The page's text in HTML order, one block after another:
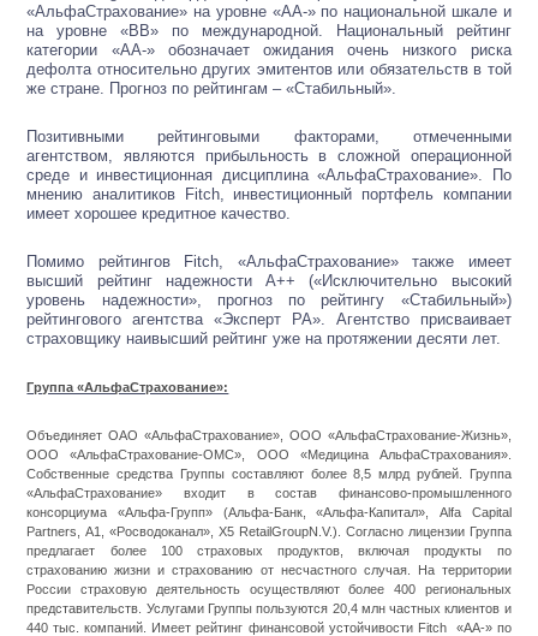
«АльфаСтрахование» на уровне «АА-» по национальной шкале и
на уровне «BB» по международной. Национальный рейтинг
категории «AA-» обозначает ожидания очень низкого риска
дефолта относительно других эмитентов или обязательств в той
же стране. Прогноз по рейтингам – «Стабильный».
Позитивными рейтинговыми факторами, отмеченными
агентством, являются прибыльность в сложной операционной
среде и инвестиционная дисциплина «АльфаСтрахование». По
мнению аналитиков Fitch, инвестиционный портфель компании
имеет хорошее кредитное качество.
Помимо рейтингов Fitch, «АльфаСтрахование» также имеет
высший рейтинг надежности А++ («Исключительно высокий
уровень надежности», прогноз по рейтингу «Стабильный»)
рейтингового агентства «Эксперт РА». Агентство присваивает
страховщику наивысший рейтинг уже на протяжении десяти лет.
Группа «АльфаСтрахование»:
Объединяет ОАО «АльфаСтрахование», ООО «АльфаСтрахование-Жизнь»,
ООО «АльфаСтрахование-ОМС», ООО «Медицина АльфаСтрахования».
Собственные средства Группы составляют более 8,5 млрд рублей. Группа
«АльфаСтрахование» входит в состав финансово-промышленного
консорциума «Альфа-Групп» (Альфа-Банк, «Альфа-Капитал», Alfa Capital
Partners, А1, «Росводоканал», X5 RetailGroupN.V.). Согласно лицензии Группа
предлагает более 100 страховых продуктов, включая продукты по
страхованию жизни и страхованию от несчастного случая. На территории
России страховую деятельность осуществляют более 400 региональных
представительств. Услугами Группы пользуются 20,4 млн частных клиентов и
440 тыс. компаний. Имеет рейтинг финансовой устойчивости Fitch «АА-» по